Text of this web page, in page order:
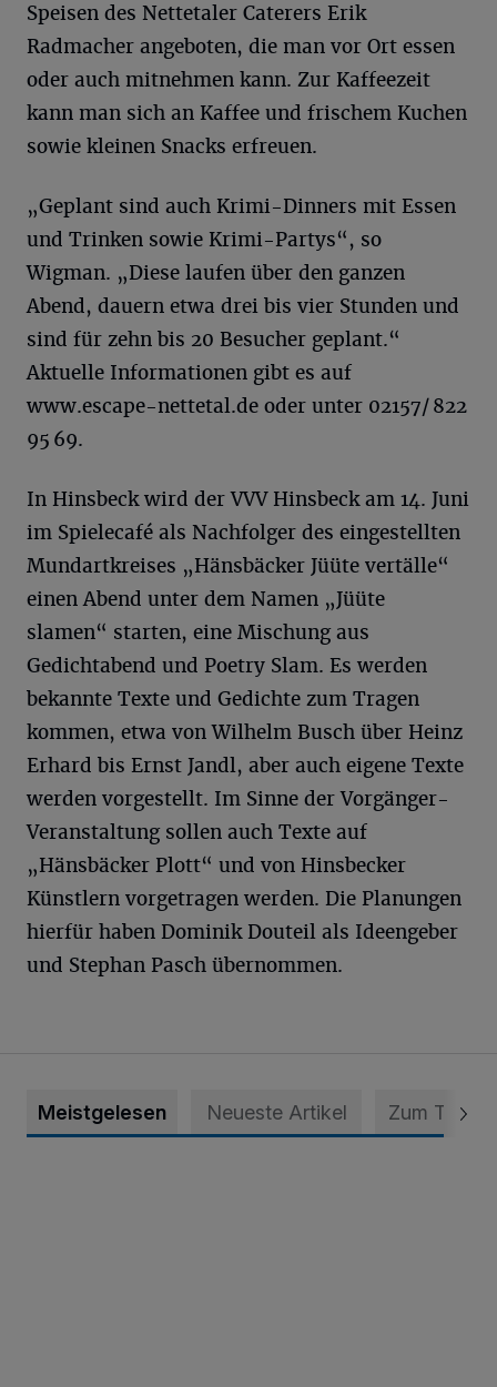
Speisen des Nettetaler Caterers Erik
Radmacher angeboten, die man vor Ort essen
oder auch mitnehmen kann. Zur Kaffeezeit
kann man sich an Kaffee und frischem Kuchen
sowie kleinen Snacks erfreuen.
„Geplant sind auch Krimi-Dinners mit Essen
und Trinken sowie Krimi-Partys“, so
Wigman. „Diese laufen über den ganzen
Abend, dauern etwa drei bis vier Stunden und
sind für zehn bis 20 Besucher geplant.“
Aktuelle Informationen gibt es auf
www.escape-nettetal.de oder unter 02157/ 822
95 69.
In Hinsbeck wird der VVV Hinsbeck am 14. Juni
im Spielecafé als Nachfolger des eingestellten
Mundartkreises „Hänsbäcker Jüüte vertälle“
einen Abend unter dem Namen „Jüüte
slamen“ starten, eine Mischung aus
Gedichtabend und Poetry Slam. Es werden
bekannte Texte und Gedichte zum Tragen
kommen, etwa von Wilhelm Busch über Heinz
Erhard bis Ernst Jandl, aber auch eigene Texte
werden vorgestellt. Im Sinne der Vorgänger-
Veranstaltung sollen auch Texte auf
„Hänsbäcker Plott“ und von Hinsbecker
Künstlern vorgetragen werden. Die Planungen
hierfür haben Dominik Douteil als Ideengeber
und Stephan Pasch übernommen.
Meistgelesen Neueste Artikel Zum Thema